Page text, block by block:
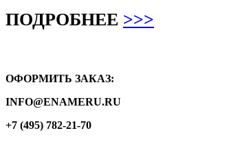
ПОДРОБНЕЕ >>>
ОФОРМИТЬ ЗАКАЗ:
INFO@ENAMERU.RU
+7 (495) 782-21-70